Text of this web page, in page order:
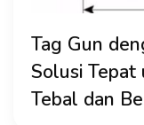
Tag Gun
Solusi Tepat
Tebal dan